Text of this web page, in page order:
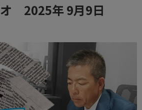
2025年 9月9日